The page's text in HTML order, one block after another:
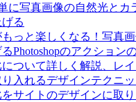
に写真画像の自然光とカ
げる
っと楽しくなる！写真
Photoshopのアクション
ついて詳しく解説、レ
り入れるデザインテクニ
サイトのデザインに取